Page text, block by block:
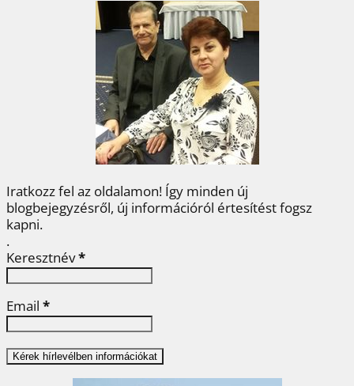
b
o
k
t
e
r
e
e
s
t
e
d
I
n
a
e
g
Iratkozz fel az oldalamon! Így minden új
blogbejegyzésről, új információról értesítést fogsz
kapni.
.
Keresztnév*
Email *